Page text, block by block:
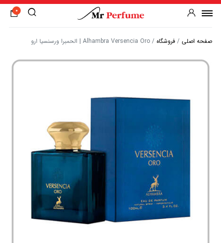
0
صفحه اصلی / فروشگاه / Alhambra Versencia Oro | الحمبرا ورسنسیا ارو